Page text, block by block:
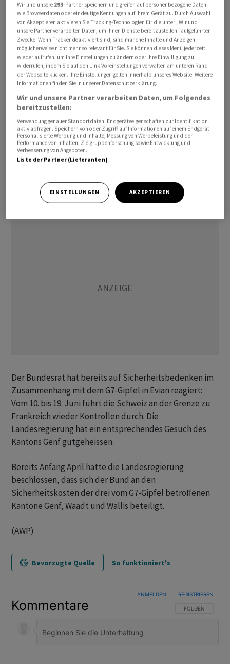
«Wir sind stolz darauf, dass das internationale Genf dazu
beitragen kann, eine solche Veranstaltung perfekt zu
organisieren und die Sicherheit zu gewährleisten. Wir
sind auch stolz darauf, unseren französischen Nachbarn
bei dieser Veranstaltung zu helfen, die in einer so
umwälzenden Welt, wie wir sie heute erleben, von
grosser Bedeutung ist», betonte der Tessiner.
Cassis räumte ein, dass der G7-Gipfel in der Schweiz
Ängste hervorrufe, insbesondere in Genf. Ein solches
Treffen fand schon einmal in Evian statt: im Jahr 2003 -
noch als G8-Gipfel unter Einbezug Russlands.
Krawallmacher richteten damals bei Protesten in Genf
Ausschreitungen waren nach Darstellung der Genfer
Behörden auch Randalierer aus dem Ausland.
Der Bundesrat hat bereits auf Sicherheitsbedenken im
Zusammenhang mit dem G7-Gipfel in Evian reagiert:
Vom 10. bis 19. Juni führt die Schweiz an der Grenze zu
Frankreich wieder Kontrollen durch. Die
Landesregierung hat ein entsprechendes Gesuch des
Kantons Genf gutgeheissen.
Bereits Anfang April hatte die Landesregierung
beschlossen, dass sich der Bund an den
Sicherheitskosten der drei vom G7-Gipfel betroffenen
Kantone Genf, Waadt und Wallis beteiligt.
(AWP)
Bevorzugte Quelle So funktioniert's
Kommentare FOLGE DIESER
FOLGEN
ANMELDEN REGISTRIEREN
Wir und unsere 293-Partner speichern und greifen auf personenbezogene Daten
wie Browserdaten oder eindeutige Kennungen auf Ihrem Gerät zu. Durch Auswahl
von Akzeptieren aktivieren Sie Tracking-Technologien für die unter „Wir und
unsere Partner verarbeiten Daten, um Ihnen Dienste bereitzustellen“ aufgeführten
Zwecke. Wenn Tracker deaktiviert sind, sind manche Inhalte und Anzeigen
möglicherweise nicht mehr so relevant für Sie. Sie können dieses Menü jederzeit
wieder aufrufen, um Ihre Einstellungen zu ändern oder Ihre Einwilligung zu
widerrufen, indem Sie auf den Link Voreinstellungen verwalten am unteren Rand
der Webseite klicken. Ihre Einstellungen gelten innerhalb unseres Website. Weitere
Informationen finden Sie in unserer Datenschutzerklärung.
Wir und unsere Partner verarbeiten Daten, um Folgendes
bereitzustellen:
Verwendung genauer Standortdaten. Endgeräteeigenschaften zur Identifikation
aktiv abfragen. Speichern von oder Zugriff auf Informationen auf einem Endgerät.
Personalisierte Werbung und Inhalte, Messung von Werbeleistung und der
Performance von Inhalten, Zielgruppenforschung sowie Entwicklung und
Verbesserung von Angeboten.
Liste der Partner (Lieferanten)
EINSTELLUNGEN AKZEPTIEREN